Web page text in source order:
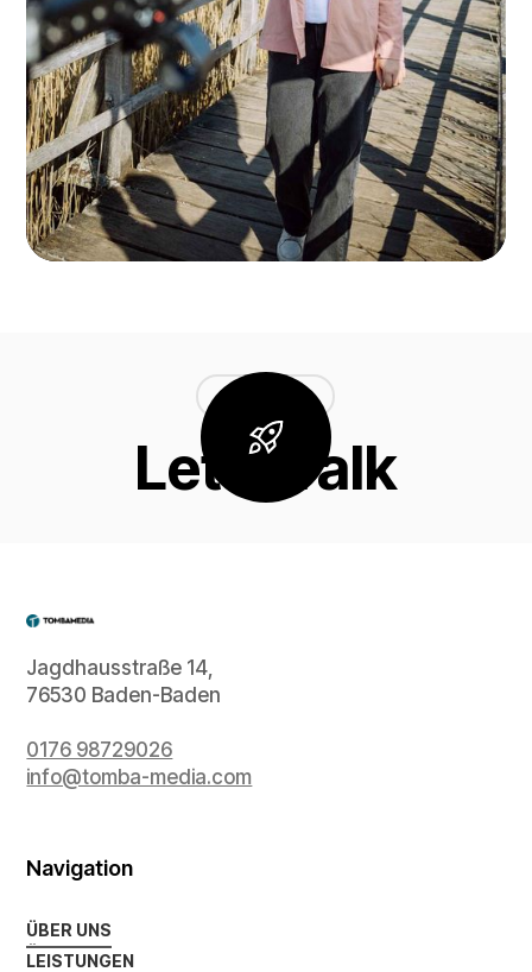
LET'S TALK
Let's Talk
Jagdhausstraße 14,
76530 Baden-Baden
0176 98729026
info@tomba-media.com
Navigation
ÜBER UNS
ÜBER UNS
LEISTUNGEN